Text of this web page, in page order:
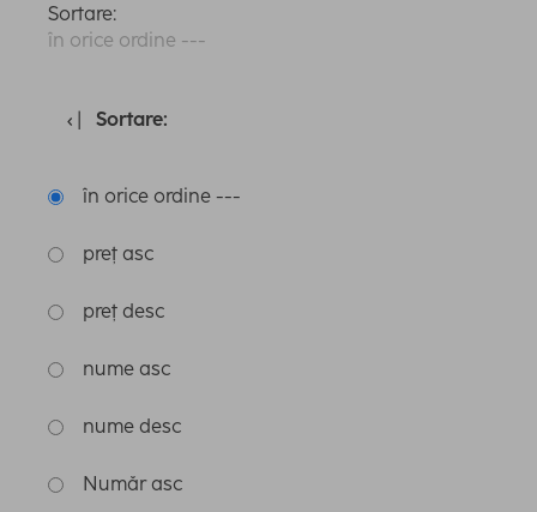
Sortare:
în orice ordine ---
Sortare:
în orice ordine ---
preț asc
preț desc
nume asc
nume desc
Număr asc